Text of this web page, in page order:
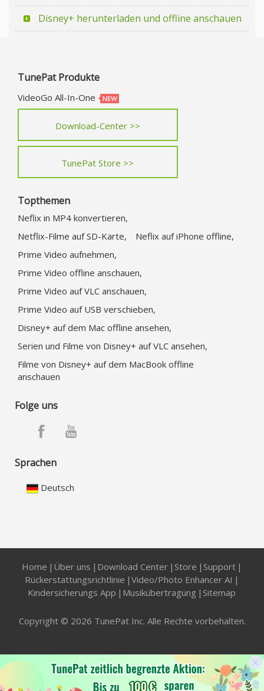
Disney+ herunterladen und offline anschauen
TunePat Produkte
VideoGo All-In-One
Download-Center >>
TunePat Store >>
Topthemen
Neflix in MP4 konvertieren,
Netflix-Filme auf SD-Karte,
Neflix auf iPhone offline,
Prime Video aufnehmen,
Prime Video offline anschauen,
Prime Video auf VLC anschauen,
Prime Video auf USB verschieben,
Disney+ auf dem Mac offline ansehen,
Serien und Filme von Disney+ auf VLC ansehen,
Filme von Disney+ auf dem MacBook offline
anschauen
Folge uns
Sprachen
Deutsch
Home | Über uns | Download Center | Store | Support |
Rückerstattungsrichtlinie | Video/Photo Enhancer AI |
Kindersicherungs App | Musikübertragung | Sitemap
Copyright © 2026 TunePat Inc. Alle Rechte vorbehalten.